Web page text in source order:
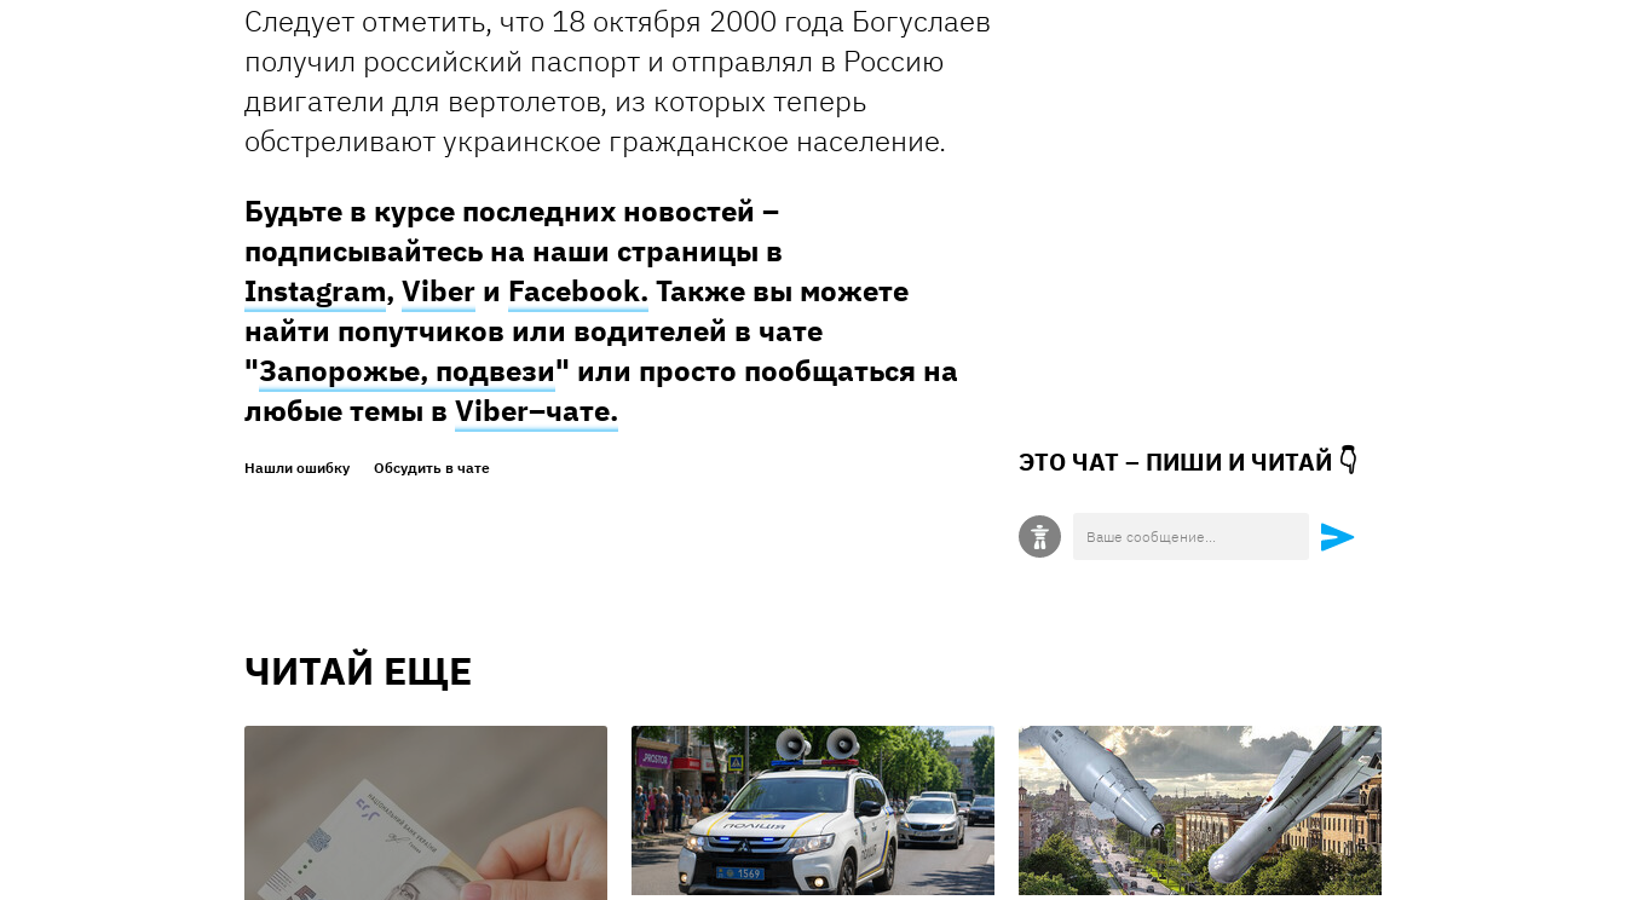
Следует отметить, что 18 октября 2000 года Богуслаев
получил российский паспорт и отправлял в Россию
двигатели для вертолетов, из которых теперь
обстреливают украинское гражданское население.
Будьте в курсе последних новостей –
подписывайтесь на наши страницы в
Instagram, Viber и Facebook. Также вы можете
найти попутчиков или водителей в чате
"Запорожье, подвези" или просто пообщаться на
любые темы в Viber–чате.
Нашли ошибку Обсудить в чате ЭТО ЧАТ – ПИШИ И ЧИТАЙ 👇
ЧИТАЙ ЕЩЕ